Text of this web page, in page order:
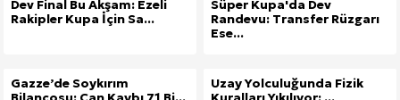
Dev Final Bu Akşam: Ezeli
Rakipler Kupa İçin Sa...
Süper Kupa'da Dev
Randevu: Transfer Rüzgarı
Ese...
Gazze’de Soykırım
Uzay Yolculuğunda Fizik